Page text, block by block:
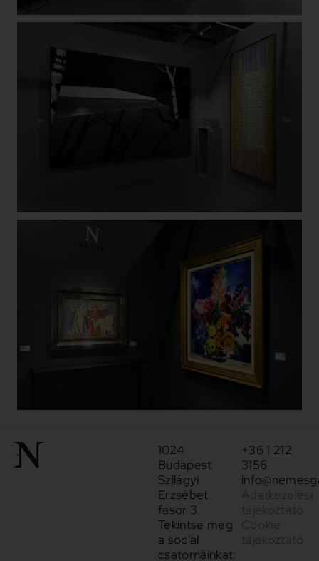
1024
Budapest
Szilágyi
Erzsébet
fasor 3.
Tekintse meg
a social
csatornáinkat:
+36 1 212
3156